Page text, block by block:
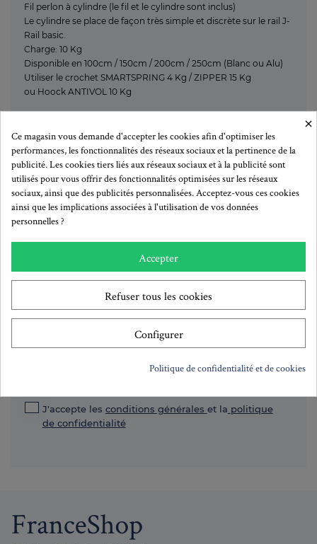
Fil perlon à cylindre (le fil et le cylindre sont inclus)
Le cylindre se place de façon très simple et discrète sur le rail J-
Rail basic.
Charge: 10 Kg
Disponible en 100cm / 150cm / 200cm / 250cm (Blanc ou Alu)
Utiliser le crochet SMARTSPRING 4 Kg / ZIPPER 15 Kg
ou Hoock ANTIVOL 10 Kg
Plus de détails
S'abonner à la newsletter!
S'inscrire
Lisez notre politique de confidentialité pour savoir comment nous
J'accepte les conditions générales et la politique
de confidentialité
×
Ce magasin vous demande d'accepter les cookies afin d'optimiser les
performances, les fonctionnalités des réseaux sociaux et la pertinence de la
publicité. Les cookies tiers liés aux réseaux sociaux et à la publicité sont
utilisés pour vous offrir des fonctionnalités optimisées sur les réseaux
sociaux, ainsi que des publicités personnalisées. Acceptez-vous ces cookies
ainsi que les implications associées à l'utilisation de vos données
personnelles ?
Accepter
Refuser tous les cookies
Configurer
Politique de confidentialité et de cookies